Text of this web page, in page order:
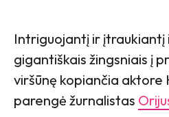
Intriguojantį ir įtraukiantį
gigantiškais žingsniais į
viršūnę kopiančia aktore
parengė žurnalistas